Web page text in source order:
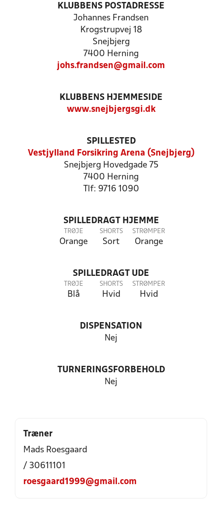
KLUBBENS POSTADRESSE
Johannes Frandsen
Krogstrupvej 18
Snejbjerg
7400 Herning
johs.frandsen@gmail.com
KLUBBENS HJEMMESIDE
www.snejbjergsgi.dk
SPILLESTED
Vestjylland Forsikring Arena (Snejbjerg)
Snejbjerg Hovedgade 75
7400 Herning
Tlf: 9716 1090
SPILLEDRAGT HJEMME
TRØJE
Orange
SHORTS
Sort
STRØMPER
Orange
SPILLEDRAGT UDE
TRØJE
Blå
SHORTS
Hvid
STRØMPER
Hvid
DISPENSATION
Nej
TURNERINGSFORBEHOLD
Nej
Træner
Mads Roesgaard
/ 30611101
roesgaard1999@gmail.com